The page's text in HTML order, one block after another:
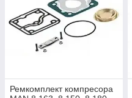
Ремкомплект компресора